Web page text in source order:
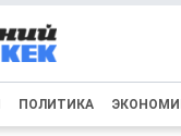
ПОЛИТИКА